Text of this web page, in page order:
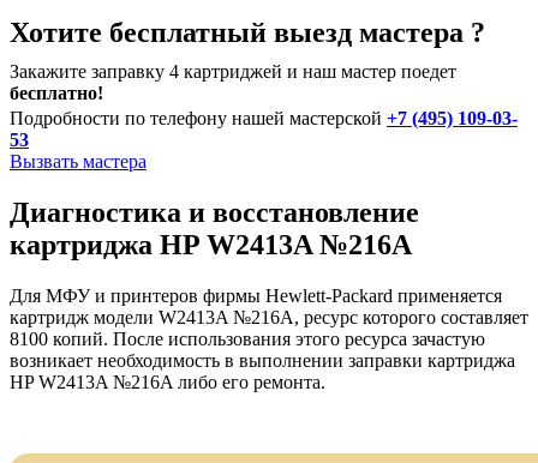
Хотите бесплатный выезд мастера ?
Закажите заправку 4 картриджей и наш мастер поедет
бесплатно!
Подробности по телефону нашей мастерской +7 (495) 109-03-
53
Вызвать мастера
Диагностика и восстановление
картриджа HP W2413A №216A
Для МФУ и принтеров фирмы Hewlett-Packard применяется
картридж модели W2413A №216A, ресурс которого составляет
8100 копий. После использования этого ресурса зачастую
возникает необходимость в выполнении заправки картриджа
HP W2413A №216A либо его ремонта.